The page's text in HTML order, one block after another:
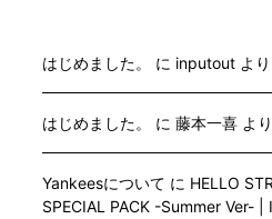
はじめました。 に inputout より
はじめました。 に 藤本一喜 より
Yankeesについて に HELLO
SPECIAL PACK -Summer Ver-